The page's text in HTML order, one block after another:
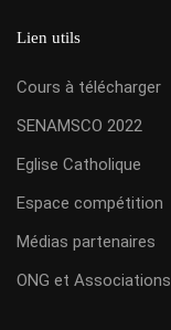
Lien utils
Cours à télécharger
SENAMSCO 2022
Eglise Catholique
Espace compétition
Médias partenaires
ONG et Associations